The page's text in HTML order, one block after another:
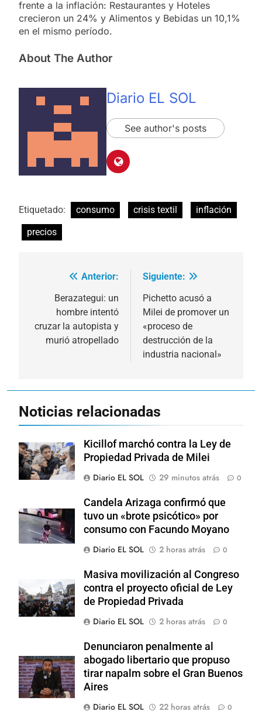
frente a la inflación: Restaurantes y Hoteles
crecieron un 24% y Alimentos y Bebidas un 10,1%
en el mismo período.
About The Author
Diario EL SOL
See author's posts
Etiquetado: consumo crisis textil
inflación
precios
Navegación
entradas
Anterior:
Berazategui: un
hombre intentó
cruzar la autopista y
murió atropellado
Siguiente:
Pichetto acusó a
Milei de promover un
«proceso de
destrucción de la
industria nacional»
Noticias relacionadas
Kicillof marchó contra la Ley de
Propiedad Privada de Milei
Diario EL SOL
29 minutos atrás 0
Candela Arizaga confirmó que
tuvo un «brote psicótico» por
consumo con Facundo Moyano
Diario EL SOL
2 horas atrás 0
Masiva movilización al Congreso
contra el proyecto oficial de Ley
de Propiedad Privada
Diario EL SOL
2 horas atrás 0
Denunciaron penalmente al
abogado libertario que propuso
tirar napalm sobre el Gran Buenos
Aires
Diario EL SOL
22 horas atrás 0